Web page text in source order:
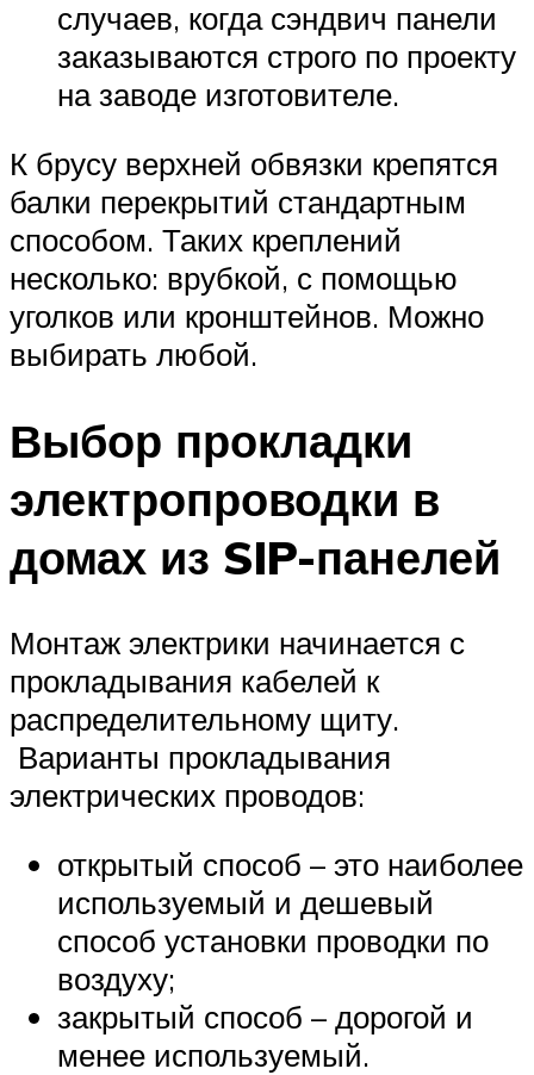
случаев, когда сэндвич панели
заказываются строго по проекту
на заводе изготовителе.
К брусу верхней обвязки крепятся
балки перекрытий стандартным
способом. Таких креплений
несколько: врубкой, с помощью
уголков или кронштейнов. Можно
выбирать любой.
Выбор прокладки
электропроводки в
домах из SIP-панелей
Монтаж электрики начинается с
прокладывания кабелей к
распределительному щиту.
Варианты прокладывания
электрических проводов:
открытый способ – это наиболее
используемый и дешевый
способ установки проводки по
воздуху;
закрытый способ – дорогой и
менее используемый.